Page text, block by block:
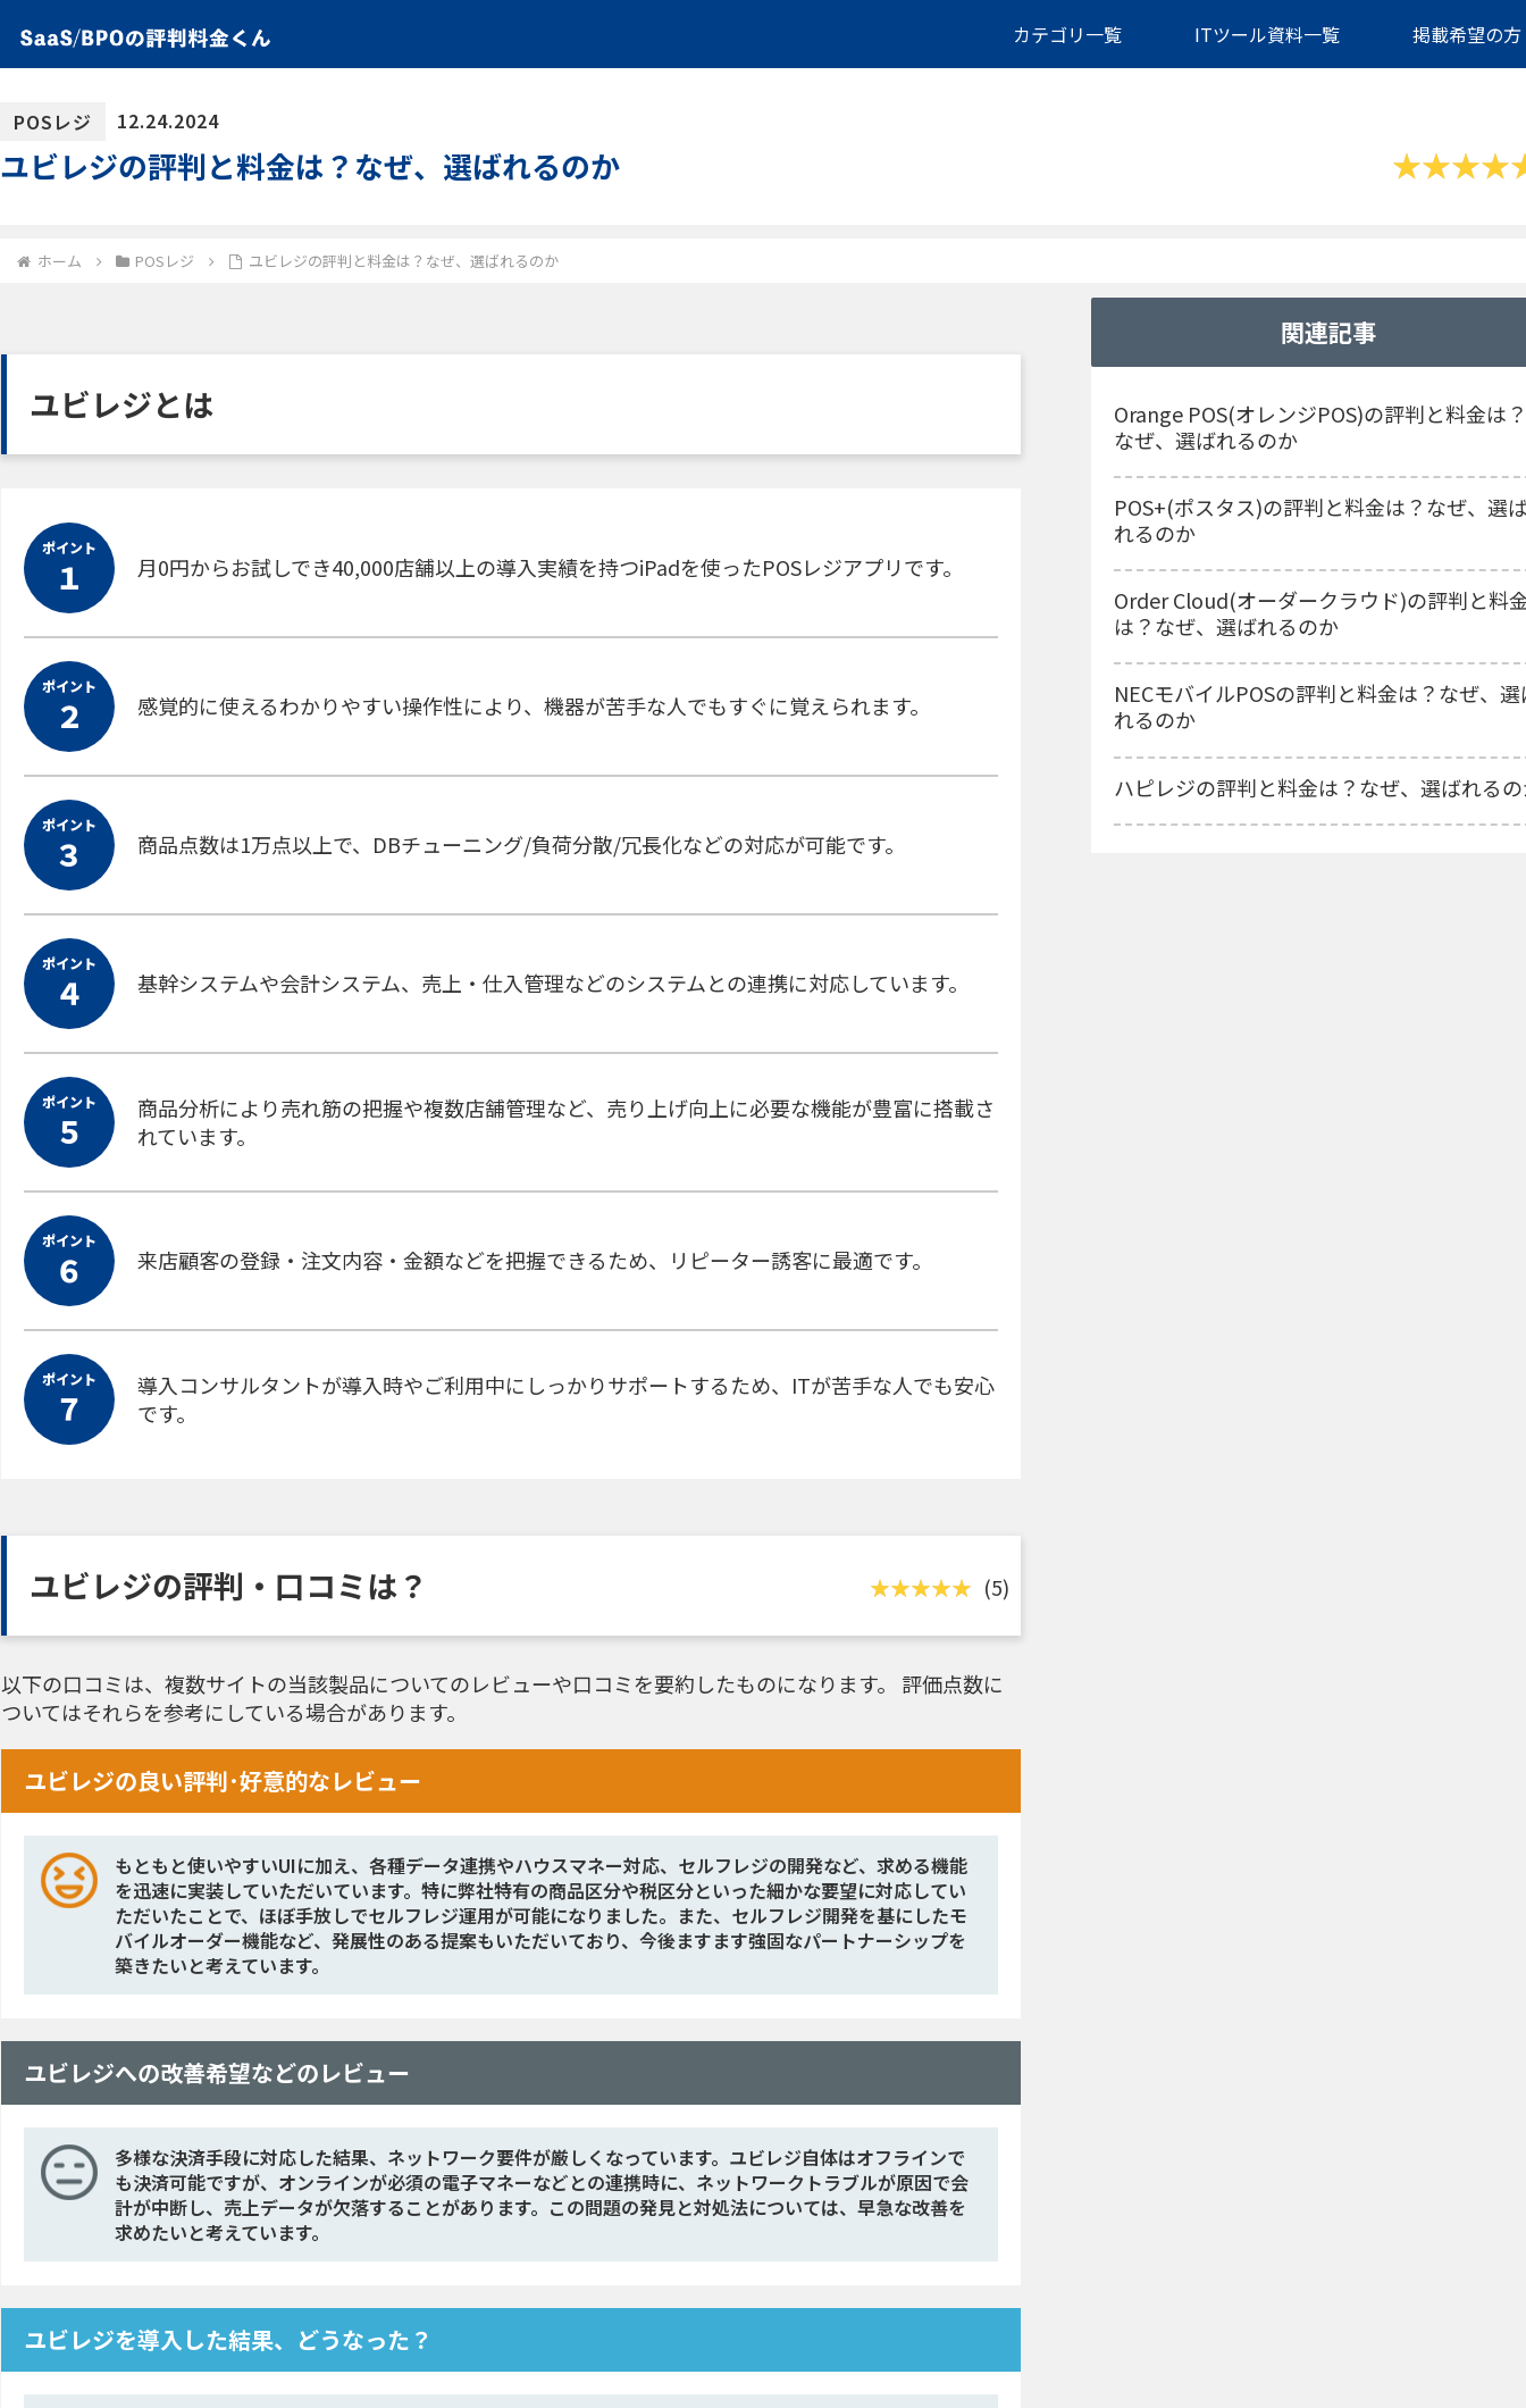
カテゴリ一覧 ITツール資料一覧 掲載希望の方
POSレジ 12.24.2024
ユビレジの評判と料金は？なぜ、選ばれるのか
ホーム POSレジ ユビレジの評判と料金は？なぜ、選ばれるのか
ユビレジとは
ポイント
１ 月0円からお試しでき40,000店舗以上の導入実績を持つiPadを使ったPOSレジアプリです。
ポイント
２ 感覚的に使えるわかりやすい操作性により、機器が苦手な人でもすぐに覚えられます。
ポイント
３ 商品点数は1万点以上で、DBチューニング/負荷分散/冗長化などの対応が可能です。
ポイント
４ 基幹システムや会計システム、売上・仕入管理などのシステムとの連携に対応しています。
ポイント
５
商品分析により売れ筋の把握や複数店舗管理など、売り上げ向上に必要な機能が豊富に搭載さ
れています。
ポイント
６ 来店顧客の登録・注文内容・金額などを把握できるため、リピーター誘客に最適です。
ポイント
７
導入コンサルタントが導入時やご利用中にしっかりサポートするため、ITが苦手な人でも安心
です。
ユビレジの評判・口コミは？ (5)
以下の口コミは、複数サイトの当該製品についてのレビューや口コミを要約したものになります。 評価点数に
ついてはそれらを参考にしている場合があります。
ユビレジの良い評判･好意的なレビュー
もともと使いやすいUIに加え、各種データ連携やハウスマネー対応、セルフレジの開発など、求める機能
を迅速に実装していただいています。特に弊社特有の商品区分や税区分といった細かな要望に対応してい
ただいたことで、ほぼ手放しでセルフレジ運用が可能になりました。また、セルフレジ開発を基にしたモ
バイルオーダー機能など、発展性のある提案もいただいており、今後ますます強固なパートナーシップを
築きたいと考えています。
ユビレジへの改善希望などのレビュー
多様な決済手段に対応した結果、ネットワーク要件が厳しくなっています。ユビレジ自体はオフラインで
も決済可能ですが、オンラインが必須の電子マネーなどとの連携時に、ネットワークトラブルが原因で会
計が中断し、売上データが欠落することがあります。この問題の発見と対処法については、早急な改善を
求めたいと考えています。
ユビレジを導入した結果、どうなった？
関連記事
Orange POS(オレンジPOS)の評判と料金は？
なぜ、選ばれるのか
POS+(ポスタス)の評判と料金は？なぜ、選
れるのか
Order Cloud(オーダークラウド)の評判と料
は？なぜ、選ばれるのか
NECモバイルPOSの評判と料金は？なぜ、
れるのか
ハピレジの評判と料金は？なぜ、選ばれる